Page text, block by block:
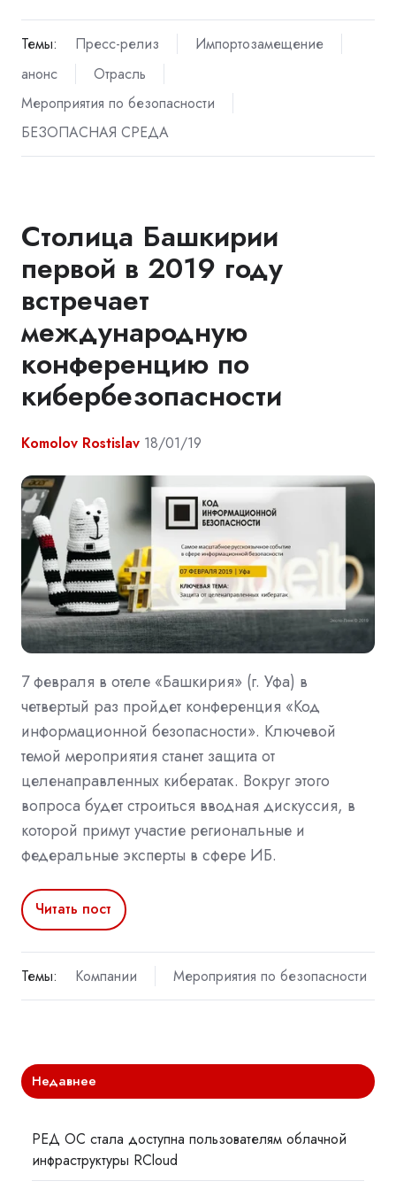
Темы: Пресс-релиз
Импортозамещение
анонс
Отрасль
Мероприятия по безопасности
БЕЗОПАСНАЯ СРЕДА
Столица Башкирии
первой в 2019 году
встречает
международную
конференцию по
кибербезопасности
Komolov Rostislav 18/01/19
7 февраля в отеле «Башкирия» (г. Уфа) в
четвертый раз пройдет конференция «Код
информационной безопасности». Ключевой
темой мероприятия станет защита от
целенаправленных кибератак. Вокруг этого
вопроса будет строиться вводная дискуссия, в
которой примут участие региональные и
федеральные эксперты в сфере ИБ.
Читать пост
Темы: Компании Мероприятия по безопасности
Недавнее
РЕД ОС стала доступна пользователям облачной
инфраструктуры RCloud